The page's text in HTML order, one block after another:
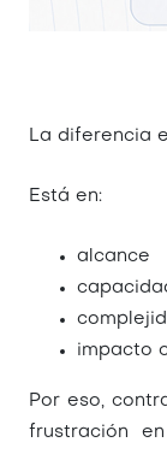
La diferencia
Está en:
alcance
impacto
Por eso,
frustración